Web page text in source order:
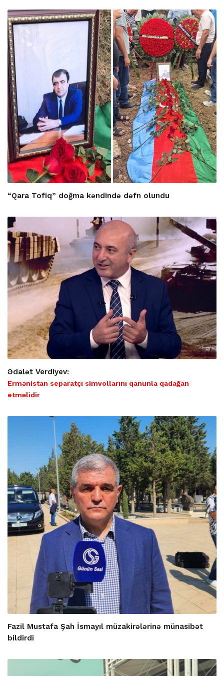
“Qara Tofiq” doğma kəndində dəfn olundu
Ədalət Verdiyev:
Ermənistan separatçı simvollarını qanunla qadağan
etməlidir
Fazil Mustafa Şah İsmayıl müzakirələrinə münasibət
bildirdi